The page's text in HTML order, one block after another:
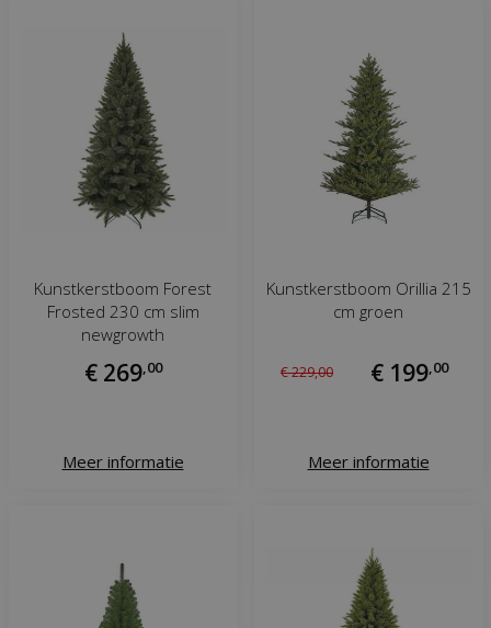
Kunstkerstboom Forest
Frosted 230 cm slim
newgrowth
€ 269, 00
Meer informatie
Kunstkerstboom Orillia 215
cm groen
€229,00 € 199, 00
Meer informatie